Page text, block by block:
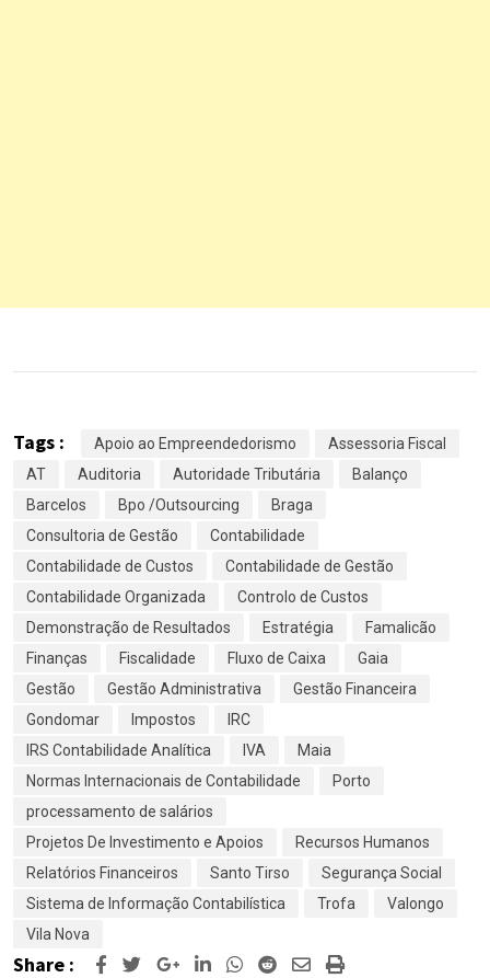
Tags : Apoio ao Empreendedorismo
Assessoria Fiscal
AT
Auditoria Autoridade Tributária
Balanço
Barcelos
Bpo /Outsourcing
Braga
Consultoria de Gestão
Contabilidade
Contabilidade de Custos
Contabilidade de Gestão
Contabilidade Organizada
Controlo de Custos
Demonstração de Resultados
Estratégia
Famalicão
Finanças
Fiscalidade Fluxo de Caixa
Gaia
Gestão
Gestão Administrativa
Gestão Financeira
Gondomar
Impostos
IRC
IRS Contabilidade Analítica
IVA
Maia
Normas Internacionais de Contabilidade
Porto
processamento de salários
Projetos De Investimento e Apoios
Recursos Humanos
Relatórios Financeiros
Santo Tirso
Segurança Social
Sistema de Informação Contabilística
Trofa
Valongo
Vila Nova
Share : Google+LinkedInWhatsapp
RedditSharePrint